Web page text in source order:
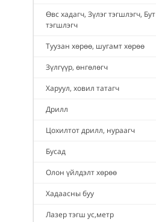
Өвс хадагч, Зүлэг тэгшлэгч, Бут
тэгшлэгч
Туузан хөрөө, шугамт хөрөө
Зүлгүүр, өнгөлөгч
Харуул, ховил татагч
Дрилл
Цохилтот дрилл, нураагч
Бусад
Олон үйлдэлт хөрөө
Хадаасны буу
Лазер тэгш ус,метр